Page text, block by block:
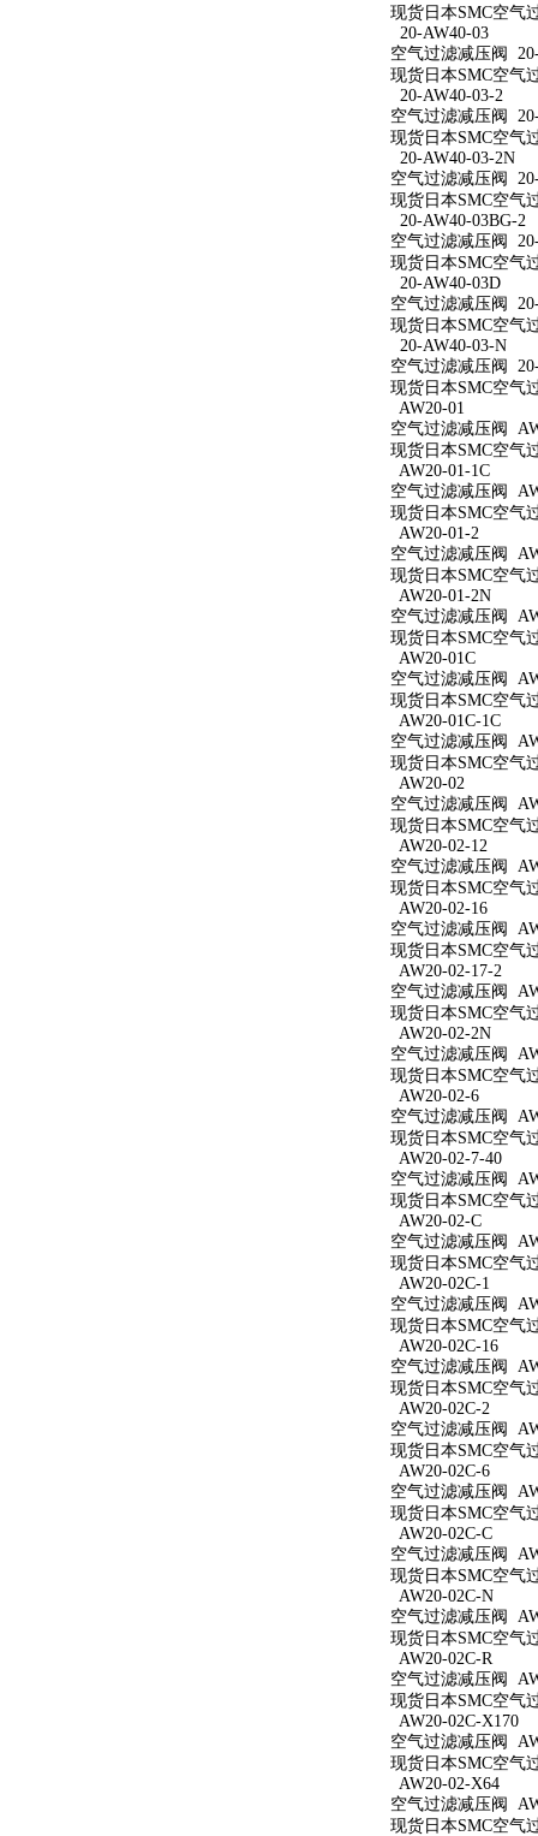
现货日本SMC空气
20-AW40-03
空气过滤减压阀
现货日本SMC空气
20-AW40-03-2
空气过滤减压阀
现货日本SMC空气
20-AW40-03-2N
空气过滤减压阀
现货日本SMC空气
20-AW40-03BG-2
空气过滤减压阀
现货日本SMC空气
20-AW40-03D
空气过滤减压阀
现货日本SMC空气
20-AW40-03-N
空气过滤减压阀
现货日本SMC空气
AW20-01
空气过滤减压阀
现货日本SMC空气
AW20-01-1C
空气过滤减压阀
现货日本SMC空气
AW20-01-2
空气过滤减压阀
现货日本SMC空气
AW20-01-2N
空气过滤减压阀
现货日本SMC空气
AW20-01C
空气过滤减压阀
现货日本SMC空气
AW20-01C-1C
空气过滤减压阀
现货日本SMC空气
AW20-02
空气过滤减压阀
现货日本SMC空气
AW20-02-12
空气过滤减压阀
现货日本SMC空气
AW20-02-16
空气过滤减压阀
现货日本SMC空气
AW20-02-17-2
空气过滤减压阀
现货日本SMC空气
AW20-02-2N
空气过滤减压阀
现货日本SMC空气
AW20-02-6
空气过滤减压阀
现货日本SMC空气
AW20-02-7-40
空气过滤减压阀
现货日本SMC空气
AW20-02-C
空气过滤减压阀
现货日本SMC空气
AW20-02C-1
空气过滤减压阀
现货日本SMC空气
AW20-02C-16
空气过滤减压阀
现货日本SMC空气
AW20-02C-2
空气过滤减压阀
现货日本SMC空气
AW20-02C-6
空气过滤减压阀
现货日本SMC空气
AW20-02C-C
空气过滤减压阀
现货日本SMC空气
AW20-02C-N
空气过滤减压阀
现货日本SMC空气
AW20-02C-R
空气过滤减压阀
现货日本SMC空气
AW20-02C-X170
空气过滤减压阀
现货日本SMC空气
AW20-02-X64
空气过滤减压阀
现货日本SMC空气